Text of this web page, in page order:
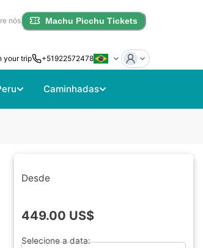
nós Machu Picchu Tickets
your trip +51922572478
Caminhadas
Desde
449.00 US$
Selecione a data: